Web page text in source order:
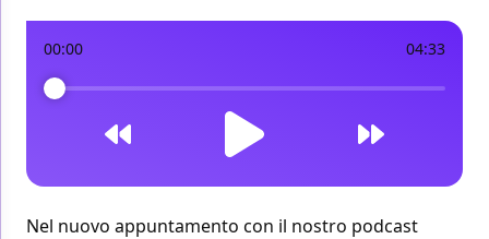
00:00 04:33
Nel nuovo appuntamento con il nostro podcast